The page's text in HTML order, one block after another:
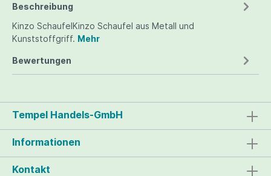
Beschreibung
Kinzo SchaufelKinzo Schaufel aus Metall und
Kunststoffgriff. Mehr
Bewertungen
Tempel Handels-GmbH
Informationen
Kontakt